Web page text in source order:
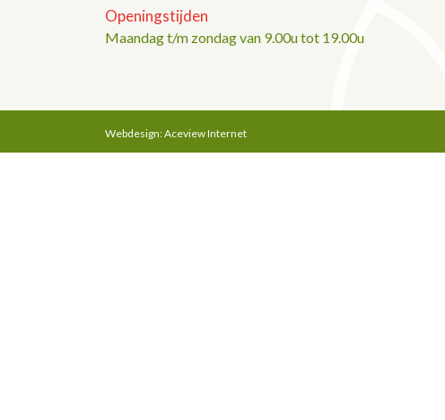
Openingstijden
Maandag t/m zondag van 9.00u tot 19.00u
Webdesign: Aceview Internet